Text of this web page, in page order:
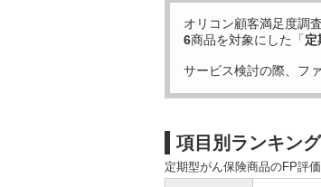
オリコン顧客満足度調
6商品を対象にした「定
サービス検討の際、フ
項目別ランキン
定期型がん保険商品のFP評